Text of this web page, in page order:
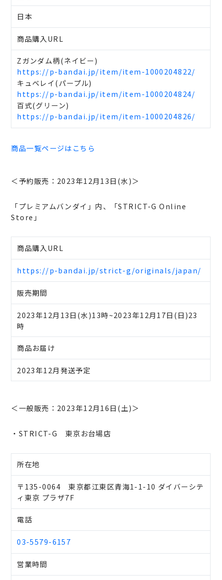
日本
商品購入URL
Zガンダム柄(ネイビー)
https://p-bandai.jp/item/item-1000204822/
キュベレイ(パープル)
https://p-bandai.jp/item/item-1000204824/
百式(グリーン)
https://p-bandai.jp/item/item-1000204826/
商品一覧ページはこちら
＜予約販売：2023年12月13日(水)＞
「プレミアムバンダイ」内、「STRICT-G Online
Store」
商品購入URL
https://p-bandai.jp/strict-g/originals/japan/
販売期間
2023年12月13日(水)13時~2023年12月17日(日)23
時
商品お届け
2023年12月発送予定
＜一般販売：2023年12月16日(土)＞
・STRICT-G 東京お台場店
所在地
〒135-0064 東京都江東区青海1-1-10 ダイバーシテ
ィ東京 プラザ7F
電話
03-5579-6157
営業時間